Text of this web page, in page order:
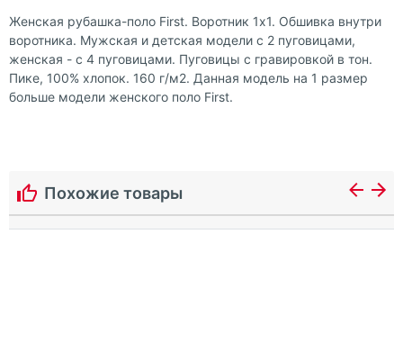
Женская рубашка-поло First. Воротник 1х1. Обшивка внутри
воротника. Мужская и детская модели с 2 пуговицами,
женская - с 4 пуговицами. Пуговицы с гравировкой в тон.
Пике, 100% хлопок. 160 г/м2. Данная модель на 1 размер
больше модели женского поло First.
Похожие товары